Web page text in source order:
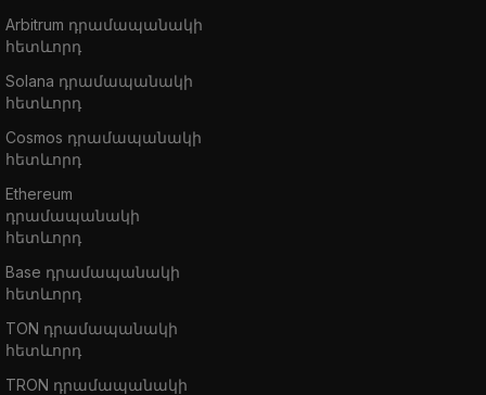
Arbitrum դրամապանակի
հետևորդ
Solana դրամապանակի
հետևորդ
Cosmos դրամապանակի
հետևորդ
Ethereum
դրամապանակի
հետևորդ
Base դրամապանակի
հետևորդ
TON դրամապանակի
հետևորդ
TRON դրամապանակի